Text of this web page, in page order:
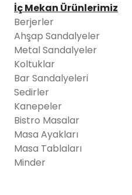
İç Mekan Ürünlerimiz
Berjerler
Ahşap Sandalyeler
Metal Sandalyeler
Koltuklar
Bar Sandalyeleri
Sedirler
Kanepeler
Bistro Masalar
Masa Ayakları
Masa Tablaları
Minder